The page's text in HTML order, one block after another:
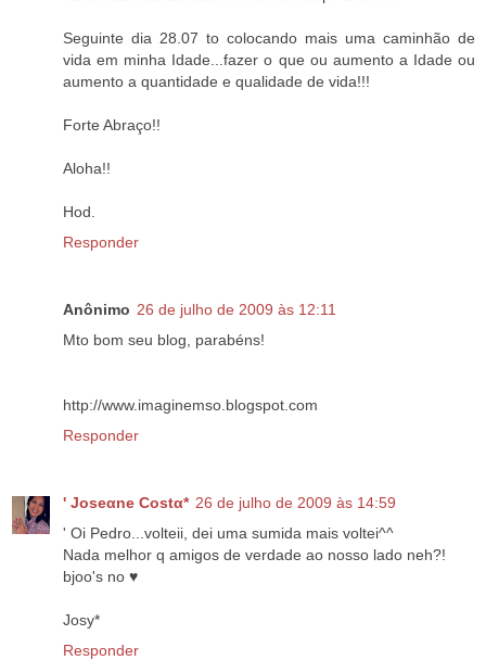
Seguinte dia 28.07 to colocando mais uma caminhão de
vida em minha Idade...fazer o que ou aumento a Idade ou
aumento a quantidade e qualidade de vida!!!
Forte Abraço!!
Aloha!!
Hod.
Responder
Anônimo 26 de julho de 2009 às 12:11
Mto bom seu blog, parabéns!
http://www.imaginemso.blogspot.com
Responder
' Joseαne Costα* 26 de julho de 2009 às 14:59
' Oi Pedro...volteii, dei uma sumida mais voltei^^
Nada melhor q amigos de verdade ao nosso lado neh?!
bjoo's no ♥
Josy*
Responder